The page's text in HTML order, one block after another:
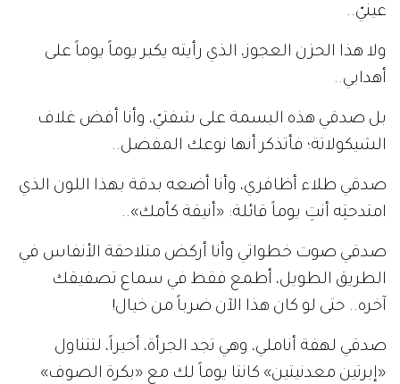
عينيّ..
ولا هذا الحزن العجوز، الذي رأيته يكبر يوماً يوماً على
أهدابي..
بل صدقي هذه البسمة على شفتيّ، وأنا أفض غلاف
الشيكولاتة؛ فأتذكر أنها نوعك المفضل..
صدقي طلاء أظافري، وأنا أضعه بدقة بهذا اللون الذي
امتدحتِه أنتِ يوماً قائلة: «أنيقة كأمك»..
صدقي صوت خطواتي وأنا أركض متلاحقة الأنفاس في
الطريق الطويل، أطمع فقط في سماع تصفيقك
آخره.. حتى لو كان هذا الآن ضرباً من خيال!
صدقي لهفة أناملي، وهي تجد الجرأة، أخيراً، لتتناول
«إبرتين معدنيتين» كانتا يوماً لك مع «بكرة الصوف»